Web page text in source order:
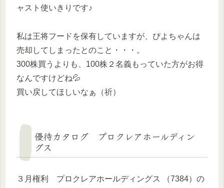
ャスト使いきりです♪
私は王将フードを保有していますが、ぴよちゃんは
売却してしまったとのこと・・・。
300株買うよりも、100株２名義もっていた方がお得
なんですけどね💦
買い戻してほしいなぁ（祈）
優待カタログ プロクレアホールディン
グス
３月権利 プロクレアホールディングス （7384）の